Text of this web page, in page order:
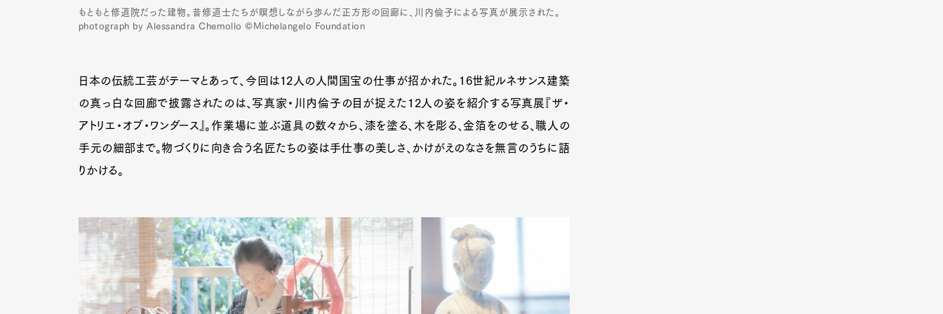
もともと修道院だった建物。昔修道士たちが瞑想しながら歩んだ正方形の回廊に、川内倫子による写真が展示された。
photograph by Alessandra Chemollo ©Michelangelo Foundation
日本の伝統工芸がテーマとあって、今回は12人の人間国宝の仕事が招かれた。16世紀ルネサンス建築
の真っ白な回廊で披露されたのは、写真家・川内倫子の目が捉えた12人の姿を紹介する写真展『ザ・
アトリエ・オブ・ワンダース』。作業場に並ぶ道具の数々から、漆を塗る、木を彫る、金箔をのせる、職人の
手元の細部まで。物づくりに向き合う名匠たちの姿は手仕事の美しさ、かけがえのなさを無言のうちに語
りかける。